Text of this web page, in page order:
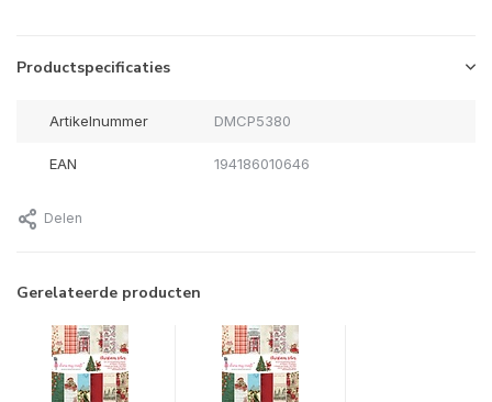
Productspecificaties
Artikelnummer DMCP5380
EAN 194186010646
Delen
Gerelateerde producten